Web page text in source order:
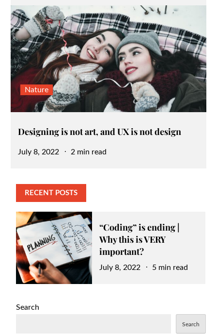
Nature
Designing is not art, and UX is not design
Posted
July 8, 2022 2 min read
RECENT POSTS
“Coding” is ending |
Why this is VERY
important?
Posted
July 8, 2022 5 min read
Search
Search